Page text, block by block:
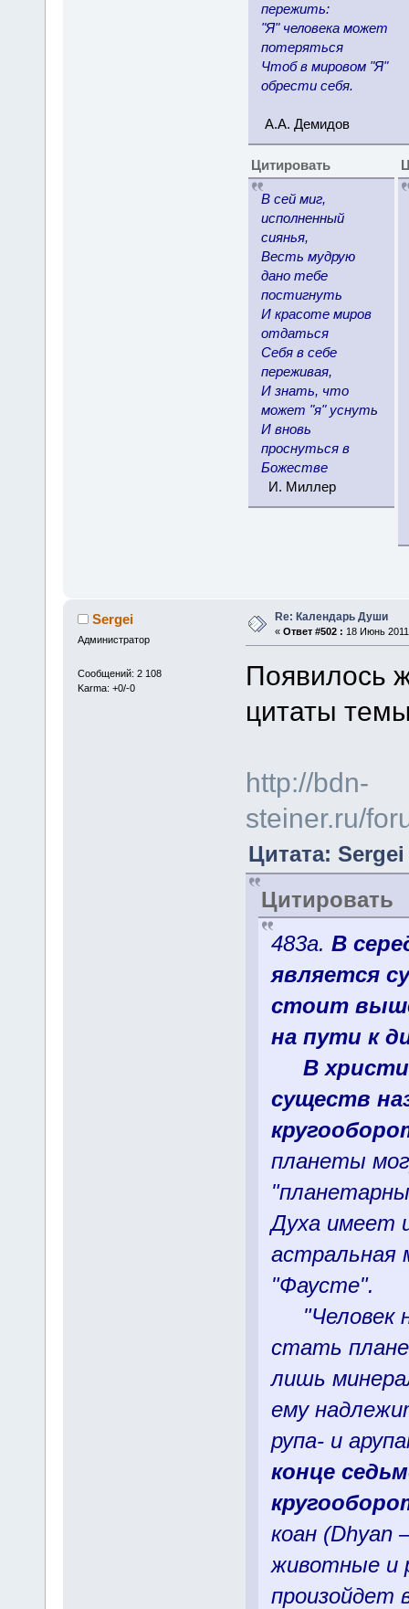
пережить:
"Я" человека может
потеряться
Чтоб в мировом "Я"
обрести себя.
А.А. Демидов
Цитировать
В сей миг,
исполненный
сиянья,
Весть мудрую
дано тебе
постигнуть
И красоте миров
отдаться
Себя в себе
переживая,
И знать, что
может "я" уснуть
И вновь
проснуться в
Божестве
И. Миллер
Sergei
Администратор
Сообщений: 2 108
Karma: +0/-0
Re: Календарь Души
« Ответ #502 : 18 Июнь
Появилось
цитаты
http://bdn-
steiner.ru/
Цитата:
Цитировать
483a. В
является
стоит
на пути к
В
существ
планеты
Духа имеет
астральная
"Фаусте".
"Человек
стать
лишь
ему
рупа- и
конце
коан (Dhyan
животные и
произойдет